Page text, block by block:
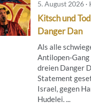
5. August 2026
Kitsch und
Danger Dan
Als alle
Antilopen-
dreien Danger
Statement
Israel, gegen
Hudelei. ...